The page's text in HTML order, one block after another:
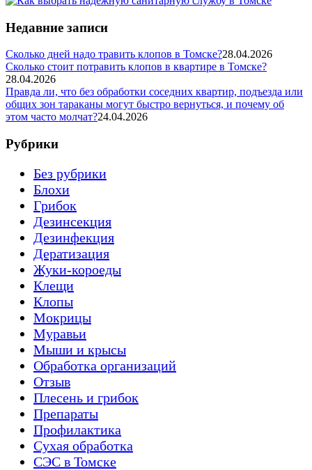
Недавние записи
Сколько дней надо травить клопов в Томске?28.04.2026
Сколько стоит потравить клопов в квартире в Томске?
28.04.2026
Правда ли, что без обработки соседних квартир, подъезда или
общих зон тараканы могут быстро вернуться, и почему об
этом часто молчат?24.04.2026
Рубрики
Без рубрики
Блохи
Грибок
Дезинсекция
Дезинфекция
Дератизация
Жуки-короеды
Клещи
Клопы
Мокрицы
Муравьи
Мыши и крысы
Обработка организаций
Отзыв
Плесень и грибок
Препараты
Профилактика
Сухая обработка
СЭС в Томске